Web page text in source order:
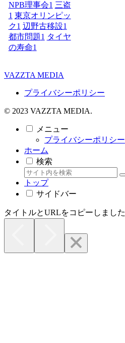
NPB理事会1 三盗
1 東京オリンピッ
ク1 辺野古移設1
都市問題1 タイヤ
の寿命1
VAZZTA MEDIA
プライバシーポリシー
© 2023 VAZZTA MEDIA.
メニュー
プライバシーポリシー
ホーム
検索
トップ
サイドバー
タイトルとURLをコピーしました